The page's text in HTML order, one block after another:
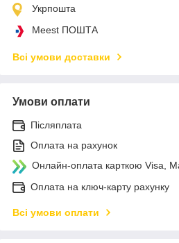
Укрпошта
Meest ПОШТА
Всі умови доставки
Умови оплати
Післяплата
Оплата на рахунок
Онлайн-оплата карткою Visa,
Оплата на ключ-карту рахунку
Всі умови оплати